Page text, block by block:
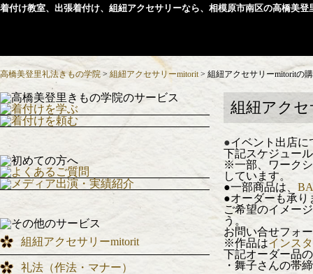
着付け教室、出張着付け、組紐アクセサリーなら、相模原市南区の高橋美登
高橋美登里礼法きもの学院 > 組紐アクセサリーmitorit> 組紐アクセサリーmitoritの
組紐アク
●イベント出店に
下記スケジュー
※一部、ワーク
しています。
●一部商品は、
●オーダーも承り
ご希望のイメー
う。
お問い合せフォ
※作品はインス
下記オーダー品
・舞子さんの帯
組紐アクセサリーmitorit
礼法（作法・マナー）